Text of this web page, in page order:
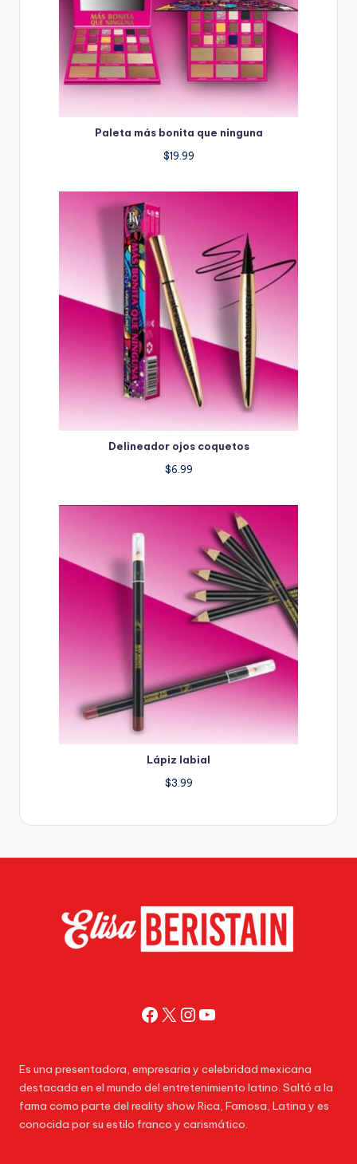
Paleta más bonita que ninguna
$19.99
Delineador ojos coquetos
$6.99
Lápiz labial
$3.99
Facebook
X Instagram
YouTube
Es una presentadora, empresaria y celebridad mexicana
destacada en el mundo del entretenimiento latino. Saltó a la
fama como parte del reality show Rica, Famosa, Latina y es
conocida por su estilo franco y carismático.